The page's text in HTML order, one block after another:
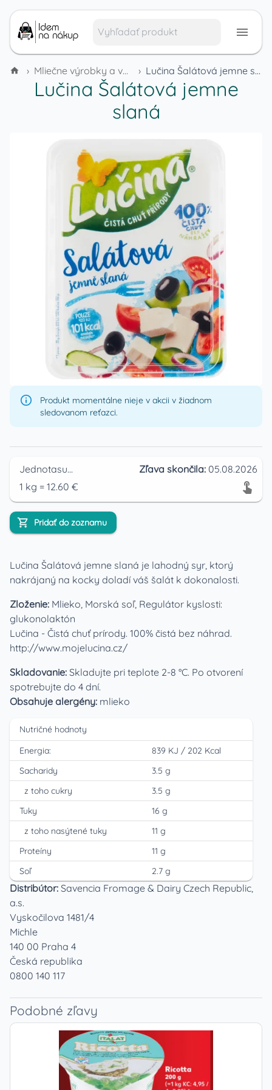
› Mliečne výrobky a vajcia › Lučina Šalátová jemne slaná
Lučina Šalátová jemne
slaná
Produkt momentálne nieje v akcii v žiadnom
sledovanom reťazci.
Jednotasupermarket Zľava skončila: 05.08.2026
1 kg = 12.60 €
Pridať do zoznamu
Lučina Šalátová jemne slaná je lahodný syr, ktorý
nakrájaný na kocky doladí váš šalát k dokonalosti.
Zloženie: Mlieko, Morská soľ, Regulátor kyslosti:
glukonolaktón
Lučina - Čistá chuť prírody. 100% čistá bez náhrad.
http://www.mojelucina.cz/
Skladovanie: Skladujte pri teplote 2-8 °C. Po otvorení
spotrebujte do 4 dní.
Obsahuje alergény: mlieko
Nutričné hodnoty
Energia:
839 KJ / 202 Kcal
Sacharidy
3.5 g
z toho cukry
3.5 g
Tuky
16 g
z toho nasýtené tuky
11 g
Proteíny
11 g
Soľ
2.7 g
Distribútor: Savencia Fromage & Dairy Czech Republic,
a.s.
Vyskočilova 1481/4
Michle
140 00 Praha 4
Česká republika
0800 140 117
Podobné zľavy